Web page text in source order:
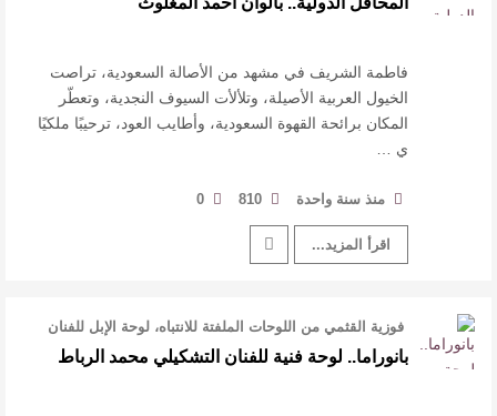
القيمة الأدبية بين استحقاق النص وسلطة الجائزة
​ اللون الأحمر وشاح سردية الأدب وسر رمزية
النصوص
فاطمة الشريف في مشهد من الأصالة السعودية، تراصت
الخيول العربية الأصيلة، وتلألأت السيوف النجدية، وتعطّر
المكان برائحة القهوة السعودية، وأطايب العود، ترحيبًا ملكيًا
ي …
منذ سنة واحدة 810
0
اقرأ المزيد...
فوزية القثمي من اللوحات الملفتة للانتباه، لوحة الإبل للفنان
المبدع محمد الرباط، …
بانوراما.. لوحة فنية للفنان التشكيلي محمد الرباط